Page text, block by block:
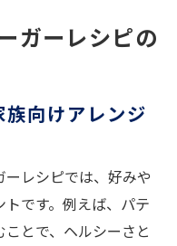
ガーレシピの
向けアレンジ
レシピでは、好みや
です。例えば、パテ
とで、ヘルシーさと